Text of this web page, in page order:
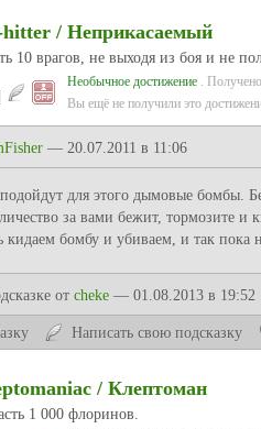
hitter / Неприкасаемый
10 врагов, не выходя из боя и не
Необычное достижение .
Вы ещё не получили это
— 20.07.2011 в 11:06
для этого дымовые бомбы.
за вами бежит, тормозите
кидаем бомбу и убиваем, и так пока
от cheke — 01.08.2013 в 19:52
Написать свою подсказку
/ Клептоман
1 000 флоринов.